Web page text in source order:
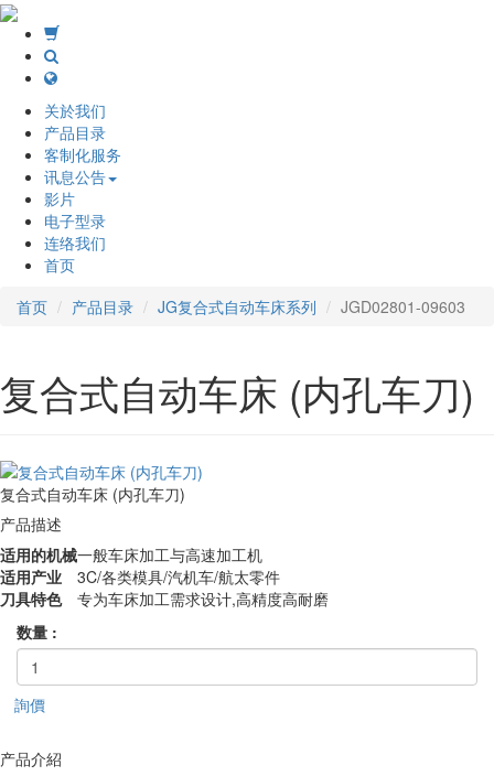
关於我们
产品目录
客制化服务
讯息公告
影片
电子型录
连络我们
首页
首页
产品目录 JG复合式自动车床系列 JGD02801-09603
复合式自动车床 (内孔车刀)
复合式自动车床 (内孔车刀)
产品描述
适用的机械一般车床加工与高速加工机
适用产业
3C/各类模具/汽机车/航太零件
刀具特色
专为车床加工需求设计,高精度高耐磨
数量 :
詢價
产品介紹